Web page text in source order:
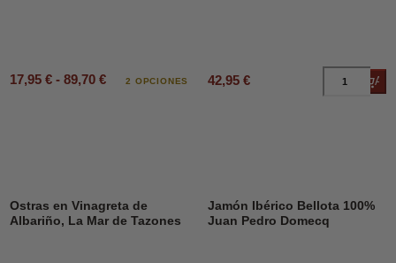
17,95 € - 89,70 € 2 OPCIONES 42,95 €
Ostras en Vinagreta de
Albariño, La Mar de Tazones
Jamón Ibérico Bellota 100%
Juan Pedro Domecq